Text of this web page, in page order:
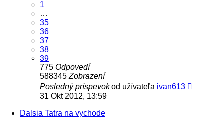
1
…
35
36
37
38
39
775 Odpovedí
588345 Zobrazení
Posledný príspevokod užívateľa ivan613
31 Okt 2012, 13:59
Dalsia Tatra na vychode